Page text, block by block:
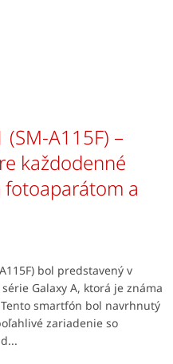
(SM-A115F) –
každodenné
a
bol predstavený v
Galaxy A, ktorá je známa
smartfón bol navrhnutý
zariadenie so